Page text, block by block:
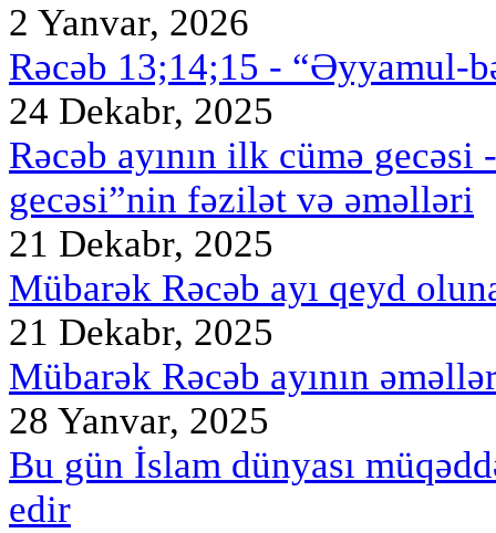
2 Yanvar, 2026
Rəcəb 13;14;15 - “Əyyamul-
24 Dekabr, 2025
Rəcəb ayının ilk cümə
gecəsi”nin fəzilət və əməlləri
21 Dekabr, 2025
Mübarək Rəcəb ayı qeyd
21 Dekabr, 2025
Mübarək Rəcəb ayının
28 Yanvar, 2025
Bu gün İslam dünyası
edir